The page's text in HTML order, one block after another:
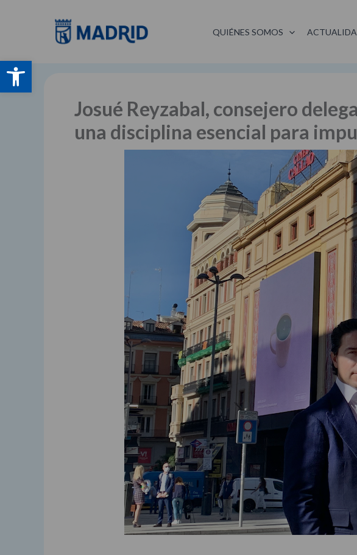
Abrir barra de herramientas
QUIÉNES SOMOS
Josué Reyzabal, consejero
una disciplina esencial para